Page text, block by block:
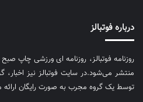
درباره فوتبالز
منتشر می‌شود.در سایت فوتبالز نیز
توسط یک گروه مجرب به صورت رایگان